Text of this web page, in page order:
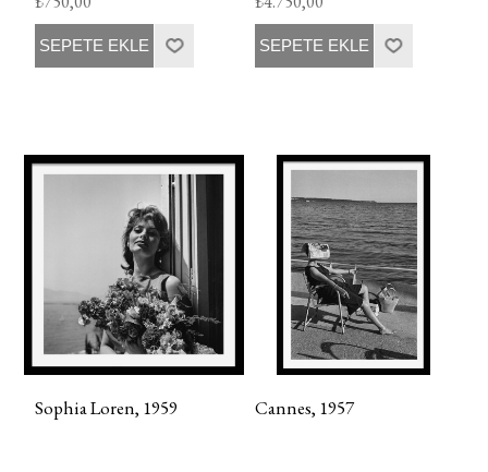
SEPETE EKLE SEPETE EKLE
Sophia Loren, 1959 Cannes, 1957